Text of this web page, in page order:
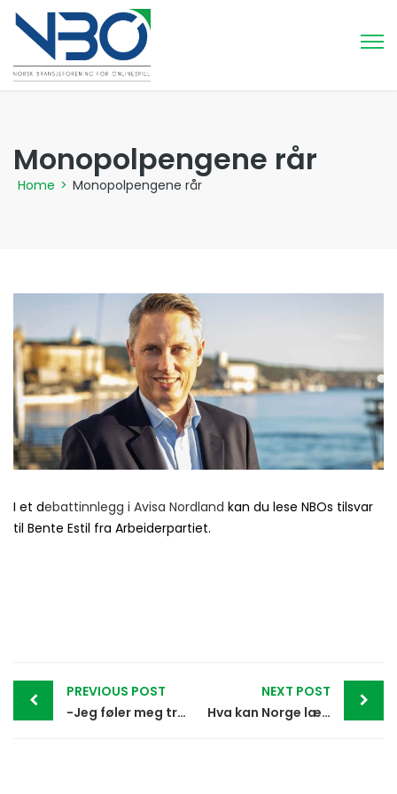
Monopolpengene rår
Home > Monopolpengene rår
I et debattinnlegg i Avisa Nordland kan du lese NBOs tilsvar
til Bente Estil fra Arbeiderpartiet.
Post
navigation
PREVIOUS POST
-Jeg føler meg trygg på at monopolet blir avskaffet ved regjeringsskifte
NEXT POST
Hva kan Norge lære av Finlands erfaringer med hestespill?